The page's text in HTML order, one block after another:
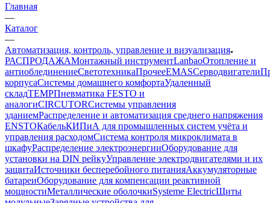
Главная
—
Каталог
—
Автоматизация, контроль, управление и визуализация
РАСПРОДАЖАМонтажный инструментLanbaoОтопление и
антиоблединениеСветотехникаПрочееEMASCерводвигатели
корпусаСистемы домашнего комфортаУдаленный
складTEMPПневматика FESTO и
аналогиCIRCUTORСистемы управления
зданиемРаспределение и автоматизация среднего напряжения
ENSTOКабельКИПиА для промышленных систем учёта и
управления расходомСистема контроля микроклимата в
шкафуРаспределение электроэнергииОборудование для
установки на DIN рейкуУправление электродвигателями и их
защитаИсточники бесперебойного питанияАккумуляторные
батареиОборудование для компенсации реактивной
мощностиМеталлические оболочкиSysteme ElectricЩиты